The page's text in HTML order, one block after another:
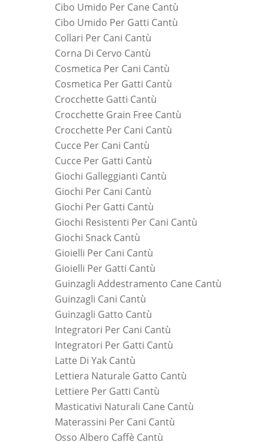
Cibo Umido Per Cane Cantù
Cibo Umido Per Gatti Cantù
Collari Per Cani Cantù
Corna Di Cervo Cantù
Cosmetica Per Cani Cantù
Cosmetica Per Gatti Cantù
Crocchette Gatti Cantù
Crocchette Grain Free Cantù
Crocchette Per Cani Cantù
Cucce Per Cani Cantù
Cucce Per Gatti Cantù
Giochi Galleggianti Cantù
Giochi Per Cani Cantù
Giochi Per Gatti Cantù
Giochi Resistenti Per Cani Cantù
Giochi Snack Cantù
Gioielli Per Cani Cantù
Gioielli Per Gatti Cantù
Guinzagli Addestramento Cane Cantù
Guinzagli Cani Cantù
Guinzagli Gatto Cantù
Integratori Per Cani Cantù
Integratori Per Gatti Cantù
Latte Di Yak Cantù
Lettiera Naturale Gatto Cantù
Lettiere Per Gatti Cantù
Masticativi Naturali Cane Cantù
Materassini Per Cani Cantù
Osso Albero Caffè Cantù